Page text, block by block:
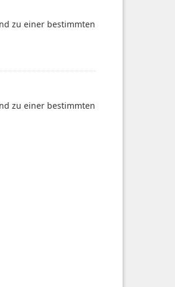
zu einer bestimmten
zu einer bestimmten